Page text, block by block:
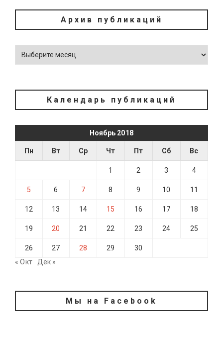
Архив публикаций
Календарь публикаций
Ноябрь 2018
Пн Вт Ср Чт Пт Сб Вс
1 2 3 4
5 6 7 8 9 10 11
12 13 14 15 16 17 18
19 20 21 22 23 24 25
26 27 28 29
30
« Окт
Дек »
Мы на Facebook